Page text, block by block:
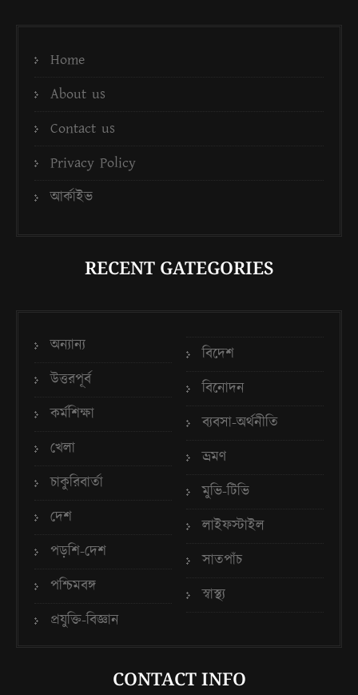
Home
About us
Contact us
Privacy Policy
আর্কাইভ
RECENT GATEGORIES
অন্যান্য
উত্তরপূর্ব
কর্মশিক্ষা
খেলা
চাকুরিবার্তা
দেশ
পড়শি-দেশ
পশ্চিমবঙ্গ
প্রযুক্তি-বিজ্ঞান
বিদেশ
বিনোদন
ব্যবসা-অর্থনীতি
ভ্রমণ
মুভি-টিভি
লাইফস্টাইল
সাতপাঁচ
স্বাস্থ্য
CONTACT INFO